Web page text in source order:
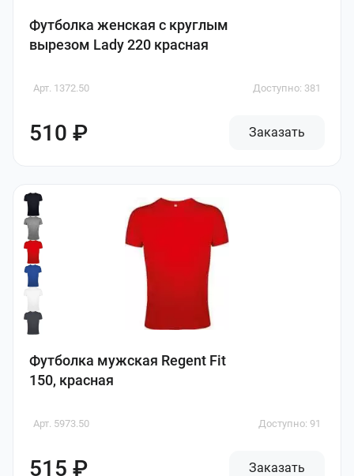
Футболка женская с круглым
вырезом Lady 220 красная
Арт. 1372.50 Доступно: 381
510 ₽ Заказать
Футболка мужская Regent Fit
150, красная
Арт. 5973.50 Доступно: 91
515 ₽ Заказать